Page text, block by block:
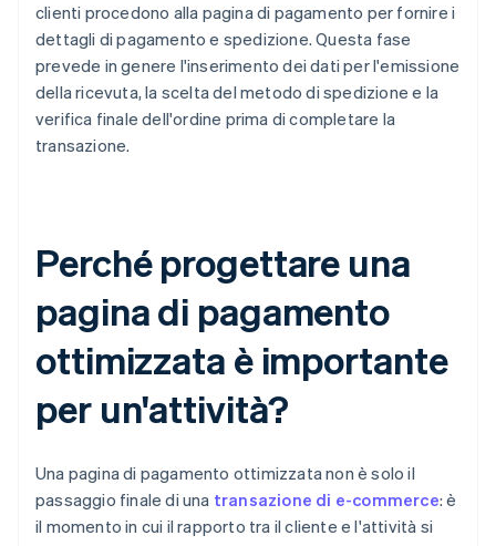
clienti procedono alla pagina di pagamento per fornire i
dettagli di pagamento e spedizione. Questa fase
prevede in genere l'inserimento dei dati per l'emissione
della ricevuta, la scelta del metodo di spedizione e la
verifica finale dell'ordine prima di completare la
transazione.
Perché progettare una
pagina di pagamento
ottimizzata è importante
per un'attività?
Una pagina di pagamento ottimizzata non è solo il
passaggio finale di una transazione di e-commerce: è
il momento in cui il rapporto tra il cliente e l'attività si